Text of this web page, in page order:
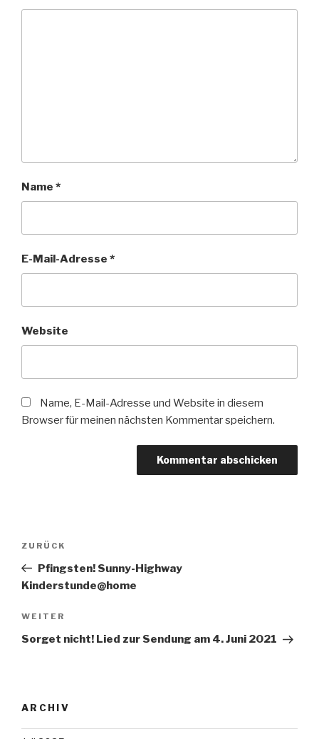
Name *
E-Mail-Adresse *
Website
Name, E-Mail-Adresse und Website in diesem
Browser für meinen nächsten Kommentar speichern.
Beitragsnavigation
Vorheriger
Beitrag
ZURÜCK
Pfingsten! Sunny-Highway
Kinderstunde@home
Nächster
Beitrag
WEITER
Sorget nicht! Lied zur Sendung am 4. Juni 2021
ARCHIV